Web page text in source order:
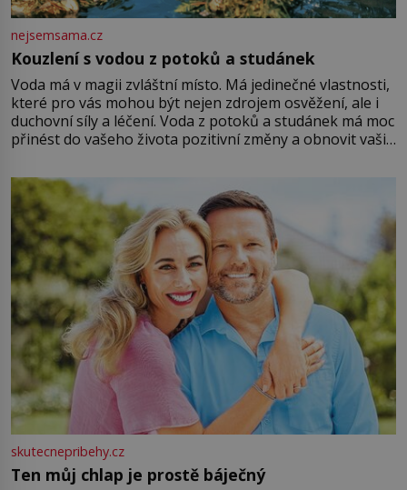
nejsemsama.cz
Kouzlení s vodou z potoků a studánek
Voda má v magii zvláštní místo. Má jedinečné vlastnosti,
které pro vás mohou být nejen zdrojem osvěžení, ale i
duchovní síly a léčení. Voda z potoků a studánek má moc
přinést do vašeho života pozitivní změny a obnovit vaši
můžete obohatit své rituály a přinést do svého života
větší harmonii a klid. Je důležité
skutecnepribehy.cz
Ten můj chlap je prostě báječný